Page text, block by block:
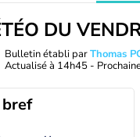
DU
Bulletin établi parThomas
Actualisé à 14h45 -
bref